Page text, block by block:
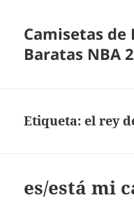
Camisetas de
Baratas NBA
Etiqueta:el rey
es/está mi